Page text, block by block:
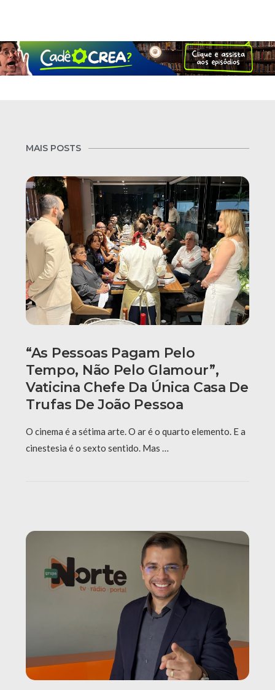
MAIS POSTS
“As Pessoas Pagam Pelo
Tempo, Não Pelo Glamour”,
Vaticina Chefe Da Única Casa De
Trufas De João Pessoa
O cinema é a sétima arte. O ar é o quarto elemento. E a
cinestesia é o sexto sentido. Mas …